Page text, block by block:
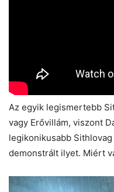
Az egyik legismertebb
vagy Erővillám, viszont
legikonikusabb
demonstrált ilyet. Miért